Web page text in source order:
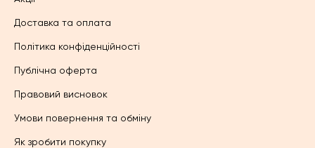
Доставка та оплата
Політика конфіденційності
Публічна оферта
Правовий висновок
Умови повернення та обміну
Як зробити покупку